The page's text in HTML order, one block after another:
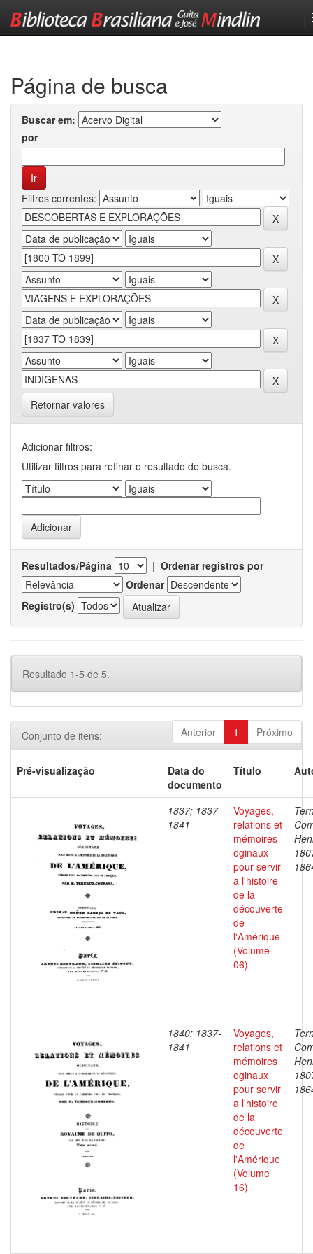
Página de busca
Buscar em:
por
Filtros correntes:
Retornar valores
Adicionar filtros:
Utilizar filtros para refinar o resultado de busca.
Resultados/Página | Ordenar registros por
Ordenar
Registro(s)
Resultado 1-5 de 5.
Anterior 1 Próximo
Conjunto de itens:
Pré-visualização
Data do
documento
Título
1837; 1837-
1841
Voyages,
relations et
mémoires
oginaux
pour servir
a l'histoire
de la
découverte
de
l'Amérique
(Volume
06)
1840; 1837-
1841
Voyages,
relations et
mémoires
oginaux
pour servir
a l'histoire
de la
découverte
de
l'Amérique
(Volume
16)